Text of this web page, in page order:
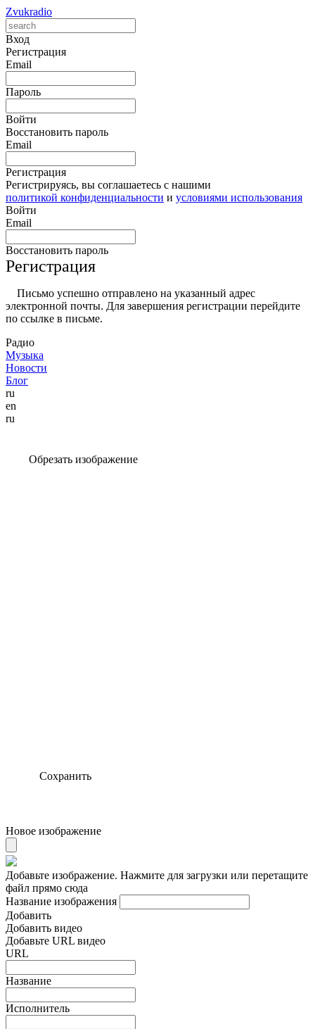
Zvukradio
Вход
Регистрация
Email
Пароль
Войти
Восстановить пароль
Email
Регистрация
Регистрируясь, вы соглашаетесь с нашими
политикой конфиденциальности и условиями использования
Войти
Email
Восстановить пароль
Регистрация
Письмо успешно отправлено на указанный адрес
электронной почты. Для завершения регистрации перейдите
по ссылке в письме.
Радио
Музыка
Новости
Блог
ru
en
ru
Обрезать изображение
Сохранить
Новое изображение
Добавьте изображение. Нажмите для загрузки или перетащите
файл прямо сюда
Название изображения
Добавить
Добавить видео
Добавьте URL видео
URL
Название
Исполнитель